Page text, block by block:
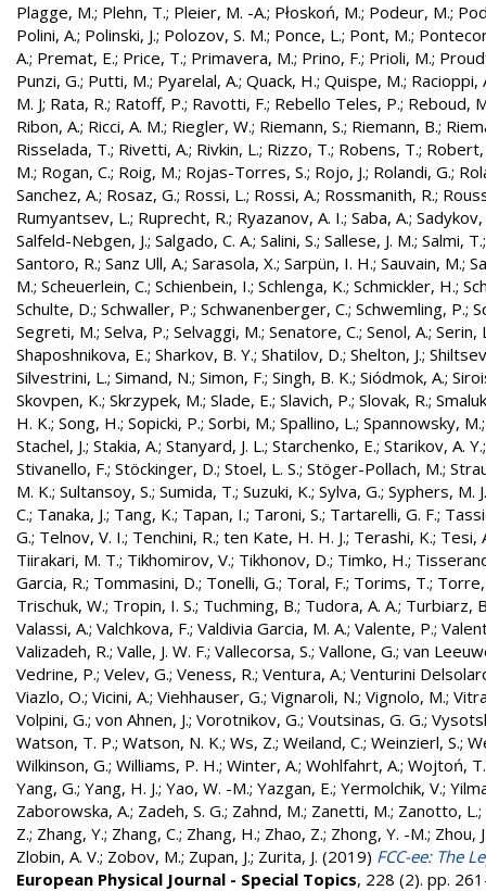
Plagge, M.; Plehn, T.; Pleier, M. -A.; Płoskoń, M.; Podeur, M.;
Polini, A.; Polinski, J.; Polozov, S. M.; Ponce, L.; Pont, M.;
A.; Premat, E.; Price, T.; Primavera, M.; Prino, F.; Prioli, M.;
Punzi, G.; Putti, M.; Pyarelal, A.; Quack, H.; Quispe, M.; Racioppi,
M. J; Rata, R.; Ratoff, P.; Ravotti, F.; Rebello Teles, P.; Reboud,
Ribon, A.; Ricci, A. M.; Riegler, W.; Riemann, S.; Riemann, B.;
Risselada, T.; Rivetti, A.; Rivkin, L.; Rizzo, T.; Robens, T.; Robert,
M.; Rogan, C.; Roig, M.; Rojas-Torres, S.; Rojo, J.; Rolandi, G.;
Sanchez, A.; Rosaz, G.; Rossi, L.; Rossi, A.; Rossmanith, R.;
Rumyantsev, L.; Ruprecht, R.; Ryazanov, A. I.; Saba, A.; Sadykov,
Salfeld-Nebgen, J.; Salgado, C. A.; Salini, S.; Sallese, J. M.; Salmi, T.
Santoro, R.; Sanz Ull, A.; Sarasola, X.; Sarpün, I. H.; Sauvain, M.;
M.; Scheuerlein, C.; Schienbein, I.; Schlenga, K.; Schmickler, H.;
Schulte, D.; Schwaller, P.; Schwanenberger, C.; Schwemling, P.;
Segreti, M.; Selva, P.; Selvaggi, M.; Senatore, C.; Senol, A.; Serin,
Shaposhnikova, E.; Sharkov, B. Y.; Shatilov, D.; Shelton, J.;
Silvestrini, L.; Simand, N.; Simon, F.; Singh, B. K.; Siódmok, A.;
Skovpen, K.; Skrzypek, M.; Slade, E.; Slavich, P.; Slovak, R.;
H. K.; Song, H.; Sopicki, P.; Sorbi, M.; Spallino, L.; Spannowsky, M.
Stachel, J.; Stakia, A.; Stanyard, J. L.; Starchenko, E.; Starikov, A. Y.
Stivanello, F.; Stöckinger, D.; Stoel, L. S.; Stöger-Pollach, M.;
M. K.; Sultansoy, S.; Sumida, T.; Suzuki, K.; Sylva, G.; Syphers, M. J.
C.; Tanaka, J.; Tang, K.; Tapan, I.; Taroni, S.; Tartarelli, G. F.;
G.; Telnov, V. I.; Tenchini, R.; ten Kate, H. H. J.; Terashi, K.; Tesi,
Tiirakari, M. T.; Tikhomirov, V.; Tikhonov, D.; Timko, H.;
Garcia, R.; Tommasini, D.; Tonelli, G.; Toral, F.; Torims, T.;
Trischuk, W.; Tropin, I. S.; Tuchming, B.; Tudora, A. A.; Turbiarz,
Valassi, A.; Valchkova, F.; Valdivia Garcia, M. A.; Valente, P.;
Valizadeh, R.; Valle, J. W. F.; Vallecorsa, S.; Vallone, G.; van
Vedrine, P.; Velev, G.; Veness, R.; Ventura, A.; Venturini
Viazlo, O.; Vicini, A.; Viehhauser, G.; Vignaroli, N.; Vignolo, M.;
Volpini, G.; von Ahnen, J.; Vorotnikov, G.; Voutsinas, G. G.;
Watson, T. P.; Watson, N. K.; Ws, Z.; Weiland, C.; Weinzierl, S.;
Wilkinson, G.; Williams, P. H.; Winter, A.; Wohlfahrt, A.; Wojtoń, T.
Yang, G.; Yang, H. J.; Yao, W. -M.; Yazgan, E.; Yermolchik, V.;
Zaborowska, A.; Zadeh, S. G.; Zahnd, M.; Zanetti, M.; Zanotto, L.;
Z.; Zhang, Y.; Zhang, C.; Zhang, H.; Zhao, Z.; Zhong, Y. -M.; Zhou,
Zlobin, A. V.; Zobov, M.; Zupan, J.; Zurita, J. (2019) FCC-ee: The
European Physical Journal - Special Topics, 228 (2). pp.